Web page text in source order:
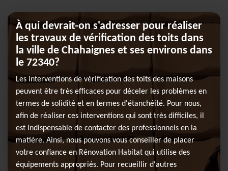
À qui devrait-on s'adresser pour réaliser
les travaux de vérification des toits dans
la ville de Chahaignes et ses environs dans
le 72340?
Les interventions de vérification des toits des maisons
peuvent être très efficaces pour déceler les problèmes en
termes de solidité et en termes d'étanchéité. Pour nous,
afin de réaliser ces interventions qui sont très difficiles, il
est indispensable de contacter des professionnels en la
matière. Ainsi, nous pouvons vous conseiller de placer
votre confiance en Rénovation Habitat qui utilise des
équipements appropriés. Pour recueillir d'autres